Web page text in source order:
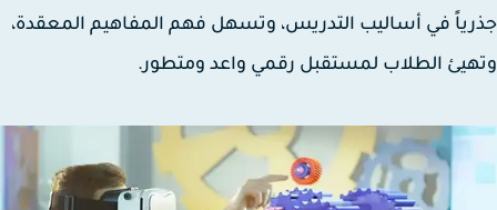
في أساليب التدريس، وتسهل فهم المفاهيم المعقدة،
الطلاب لمستقبل رقمي واعد ومتطور.